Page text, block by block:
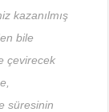
kazanılmış
bile
çevirecek
süresinin